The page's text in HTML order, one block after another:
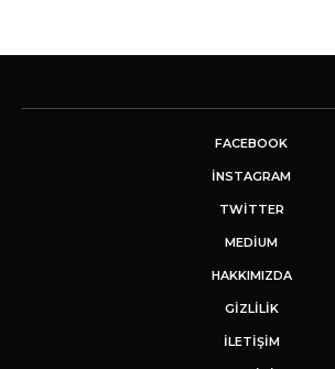
FACEBOOK
INSTAGRAM
TWITTER
MEDIUM
HAKKIMIZDA
GİZLİLİK
İLETIŞIM